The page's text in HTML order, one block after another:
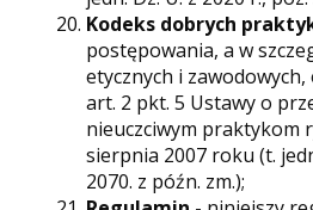
Kodeks dobrych
postępowania, a w
etycznych i
art. 2 pkt. 5 Ustawy o
nieuczciwym praktykom
sierpnia 2007 roku (t.
2070. z późn. zm.);